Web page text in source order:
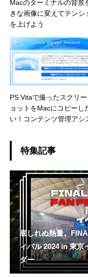
Macのターミナルの背景
きな画像に変えてテンシ
を上げよう
PS Vitaで撮ったスクリ
ョットをMacにコピーし
い！コンテンツ管理アシ
う
特集記事
底しれぬ熱量。
ィバル 2024 in 東京
ダー